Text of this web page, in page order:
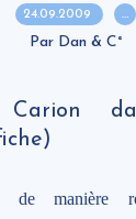
24.09.2009 …
Par Dan & C°
manière